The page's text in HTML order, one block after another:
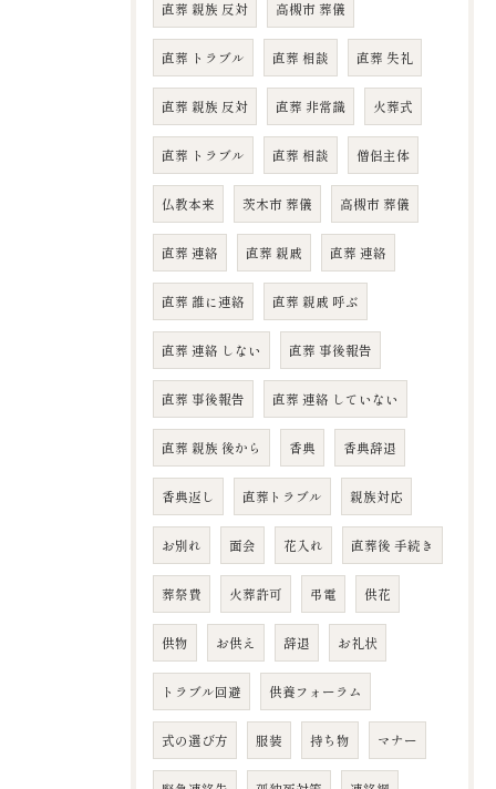
直葬 親族 反対 高槻市 葬儀
直葬 トラブル 直葬 相談 直葬 失礼
直葬 親族 反対 直葬 非常識 火葬式
直葬 トラブル 直葬 相談 僧侶主体
仏教本来 茨木市 葬儀 高槻市 葬儀
直葬 連絡 直葬 親戚 直葬 連絡
直葬 誰に連絡 直葬 親戚 呼ぶ
直葬 連絡 しない 直葬 事後報告
直葬 事後報告 直葬 連絡 していない
直葬 親族 後から 香典 香典辞退
香典返し 直葬トラブル 親族対応
お別れ 面会 花入れ 直葬後 手続き
葬祭費 火葬許可 弔電 供花
供物 お供え 辞退 お礼状
トラブル回避 供養フォーラム
式の選び方 服装 持ち物 マナー